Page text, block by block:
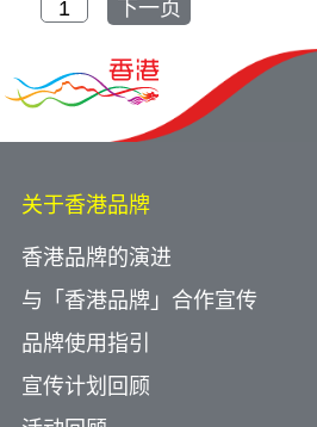
下一页
关于香港品牌
香港品牌的演进
与「香港品牌」合作宣传
品牌使用指引
宣传计划回顾